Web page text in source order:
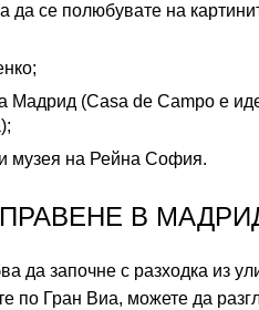
да се полюбувате на
Мадрид (Casa de Campo е
музея на Рейна София.
В
да започне с разходка из
по Гран Виа, можете да